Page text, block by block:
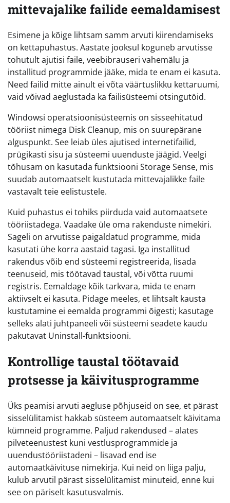
mittevajalike failide eemaldamisest
Esimene ja kõige lihtsam samm arvuti kiirendamiseks
on kettapuhastus. Aastate jooksul koguneb arvutisse
tohutult ajutisi faile, veebibrauseri vahemälu ja
installitud programmide jääke, mida te enam ei kasuta.
Need failid mitte ainult ei võta väärtuslikku kettaruumi,
vaid võivad aeglustada ka failisüsteemi otsingutöid.
Windowsi operatsioonisüsteemis on sisseehitatud
tööriist nimega Disk Cleanup, mis on suurepärane
alguspunkt. See leiab üles ajutised internetifailid,
prügikasti sisu ja süsteemi uuenduste jäägid. Veelgi
tõhusam on kasutada funktsiooni Storage Sense, mis
suudab automaatselt kustutada mittevajalikke faile
vastavalt teie eelistustele.
Kuid puhastus ei tohiks piirduda vaid automaatsete
tööriistadega. Vaadake üle oma rakenduste nimekiri.
Sageli on arvutisse paigaldatud programme, mida
kasutati ühe korra aastaid tagasi. Iga installitud
rakendus võib end süsteemi registreerida, lisada
teenuseid, mis töötavad taustal, või võtta ruumi
registris. Eemaldage kõik tarkvara, mida te enam
aktiivselt ei kasuta. Pidage meeles, et lihtsalt kausta
kustutamine ei eemalda programmi õigesti; kasutage
selleks alati juhtpaneeli või süsteemi seadete kaudu
pakutavat Uninstall-funktsiooni.
Kontrollige taustal töötavaid
protsesse ja käivitusprogramme
Üks peamisi arvuti aegluse põhjuseid on see, et pärast
sisselülitamist hakkab süsteem automaatselt käivitama
kümneid programme. Paljud rakendused – alates
pilveteenustest kuni vestlusprogrammide ja
uuendustööriistadeni – lisavad end ise
automaatkäivituse nimekirja. Kui neid on liiga palju,
kulub arvutil pärast sisselülitamist minuteid, enne kui
see on päriselt kasutusvalmis.